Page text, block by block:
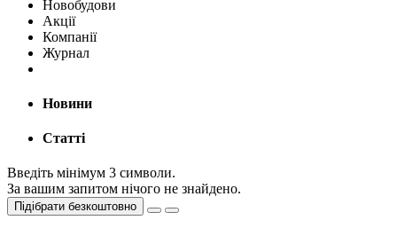
Новобудови
Акції
Компанії
Журнал
Новини
Статті
Введіть мінімум 3 символи.
За вашим запитом нічого не знайдено.
Підібрати безкоштовно